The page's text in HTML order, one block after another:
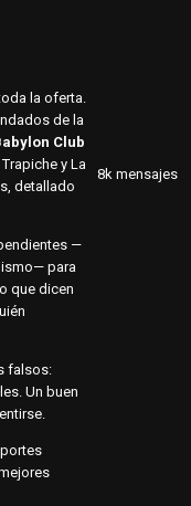
la oferta.
de la
Club
y La
detallado
—
para
que dicen
falsos:
Un buen
8k mensajes